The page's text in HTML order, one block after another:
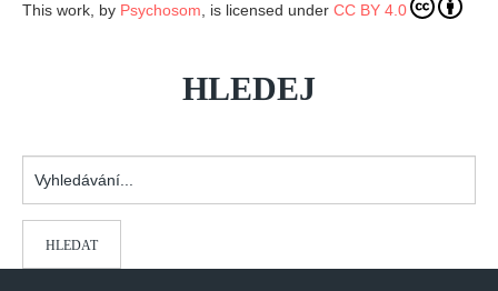
This work, by Psychosom , is licensed under CC BY 4.0
HLEDEJ
HLEDAT